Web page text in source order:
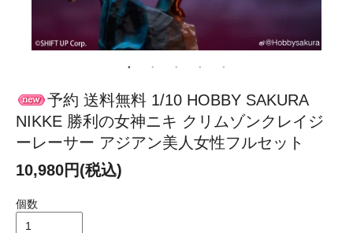
予約 送料無料 1/10 HOBBY SAKURA
NIKKE 勝利の女神ニキ クリムゾンクレイジ
ーレーサー アジアン美人女性フルセット
10,980円(税込)
個数